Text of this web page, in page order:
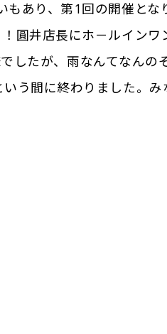
もあり、第1回の開催とな
圓井店長にホ－ルインワ
したが、雨なんてなんの
う間に終わりました。み